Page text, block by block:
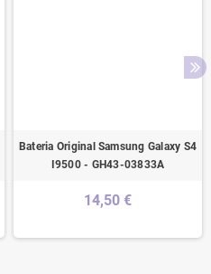
Bateria Original Samsung Galaxy S4
I9500 - GH43-03833A
14,50 €